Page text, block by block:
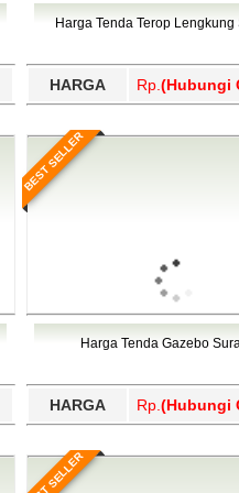
Wajo, Wakatobi,
Harga Tenda Terop Lengkung
HARGA Rp. (Hubungi
BEST SELLER
Harga Tenda Gazebo
HARGA Rp. (Hubungi